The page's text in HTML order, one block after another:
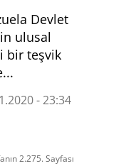
Devlet
ulusal
bir teşvik
- 23:34
2.275. Sayfası